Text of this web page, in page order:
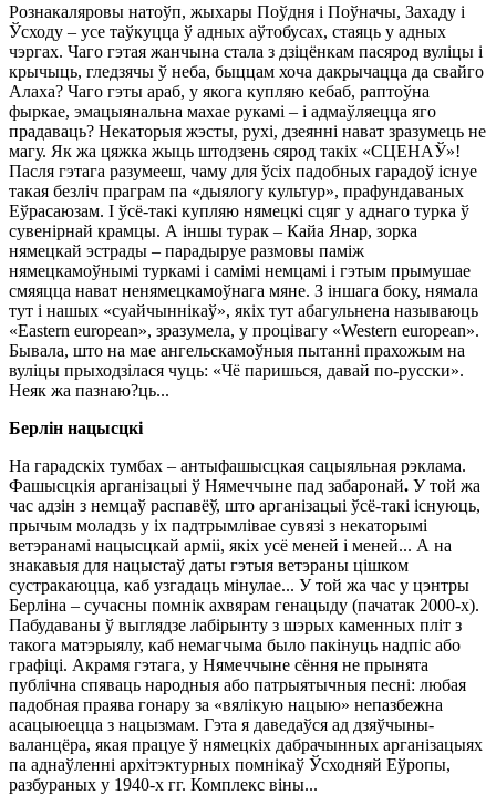
Рознакаляровы натоўп, жыхары Поўдня і Поўначы, Захаду і
Ўсходу – усе таўкуцца ў адных аўтобусах, стаяць у адных
чэргах. Чаго гэтая жанчына стала з дзіцёнкам пасярод вуліцы і
крычыць, гледзячы ў неба, быццам хоча дакрычацца да свайго
Алаха? Чаго гэты араб, у якога купляю кебаб, раптоўна
фыркае, эмацыянальна махае рукамі – і адмаўляецца яго
прадаваць? Некаторыя жэсты, рухі, дзеянні нават зразумець не
магу. Як жа цяжка жыць штодзень сярод такіх «СЦЕНАЎ»!
Пасля гэтага разумееш, чаму для ўсіх падобных гарадоў існуе
такая безліч праграм па «дыялогу культур», прафундаваных
Еўрасаюзам. І ўсё-такі купляю нямецкі сцяг у аднаго турка ў
сувенірнай крамцы. А іншы турак – Кайа Янар, зорка
нямецкай эстрады – парадыруе размовы паміж
нямецкамоўнымі туркамі і самімі немцамі і гэтым прымушае
смяяцца нават ненямецкамоўнага мяне. З іншага боку, нямала
тут і нашых «суайчыннікаў», якіх тут абагульнена называюць
«Eastern european», зразумела, у процівагу «Western european».
Бывала, што на мае ангельскамоўныя пытанні прахожым на
вуліцы прыходзілася чуць: «Чё паришься, давай по-русски».
Неяк жа пазнаю?ць...
Берлін нацысцкі
На гарадскіх тумбах – антыфашысцкая сацыяльная рэклама.
Фашысцкія арганізацыі ў Нямеччыне пад забаронай. У той жа
час адзін з немцаў распавёў, што арганізацыі ўсё-такі існуюць,
прычым моладзь у іх падтрымлівае сувязі з некаторымі
ветэранамі нацысцкай арміі, якіх усё меней і меней... А на
знакавыя для нацыстаў даты гэтыя ветэраны цішком
сустракаюцца, каб узгадаць мінулае... У той жа час у цэнтры
Берліна – сучасны помнік ахвярам генацыду (пачатак 2000-х).
Пабудаваны ў выглядзе лабірынту з шэрых каменных пліт з
такога матэрыялу, каб немагчыма было пакінуць надпіс або
графіці. Акрамя гэтага, у Нямеччыне сёння не прынята
публічна спяваць народныя або патрыятычныя песні: любая
падобная праява гонару за «вялікую нацыю» непазбежна
асацыюецца з нацызмам. Гэта я даведаўся ад дзяўчыны-
валанцёра, якая працуе ў нямецкіх дабрачынных арганізацыях
па аднаўленні архітэктурных помнікаў Ўсходняй Еўропы,
разбураных у 1940-х гг. Комплекс віны...